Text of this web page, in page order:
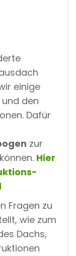
einige
den
Dafür
zur
Hier
Fragen zu
wie zum
Dachs,